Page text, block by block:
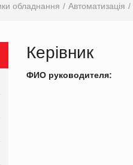
обладнання Автоматизація
Керівник
ФИО руководителя: